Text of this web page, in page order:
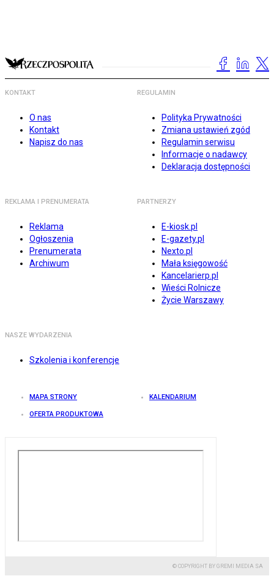
KONTAKT
O nas
Kontakt
Napisz do nas
REGULAMIN
Polityka Prywatności
Zmiana ustawień zgód
Regulamin serwisu
Informacje o nadawcy
Deklaracja dostępności
REKLAMA I PRENUMERATA
Reklama
Ogłoszenia
Prenumerata
Archiwum
PARTNERZY
E-kiosk.pl
E-gazety.pl
Nexto.pl
Mała księgowość
Kancelarierp.pl
Wieści Rolnicze
Życie Warszawy
NASZE WYDARZENIA
Szkolenia i konferencje
MAPA STRONY KALENDARIUM
OFERTA PRODUKTOWA
© COPYRIGHT BY GREMI MEDIA SA